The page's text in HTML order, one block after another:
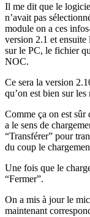
Il me dit que le
n’avait pas
module on a ces
version 2.1 et
sur le PC, le fichier
NOC.
Ce sera la version
qu’on est bien sur
Comme ça on est sûr
a le sens de
“Transférer” pour
du coup le
Une fois que le
“Fermer”.
On a mis à jour le
maintenant